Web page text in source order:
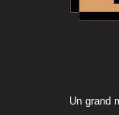
Un grand